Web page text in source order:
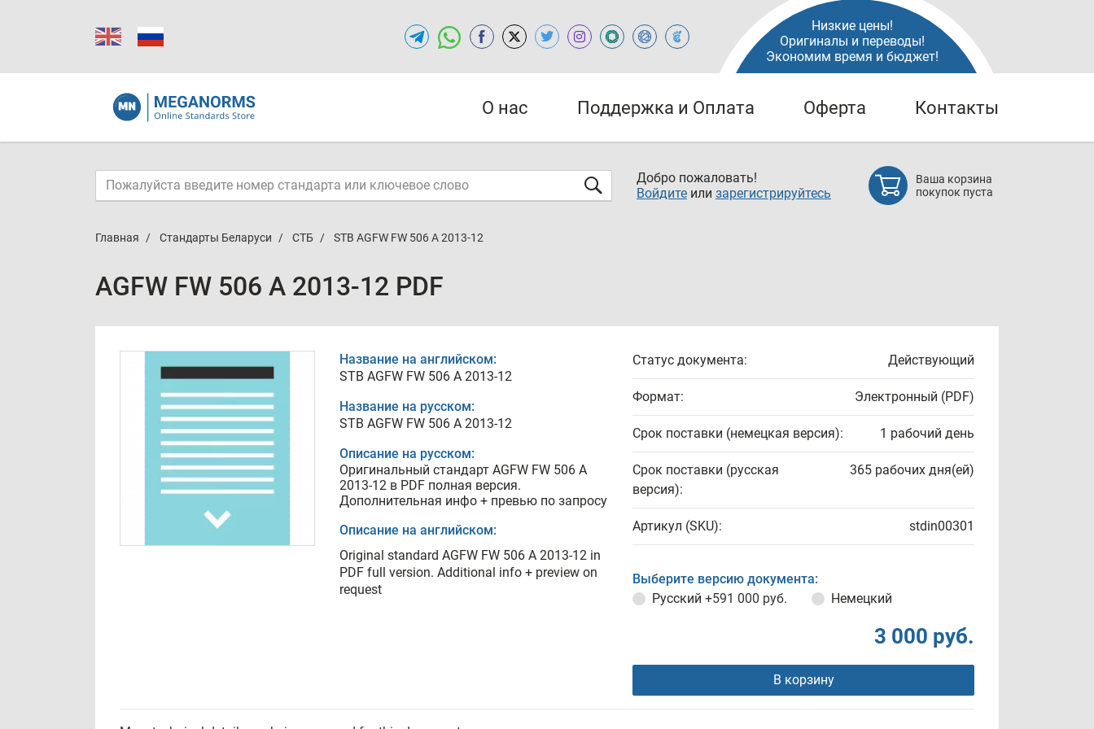
Низкие цены!
Оригиналы и переводы!
Экономим время и бюджет!
О нас Поддержка и Оплата Оферта Контакты
Добро пожаловать!
Войдите или зарегистрируйтесь
Ваша корзина
покупок пуста
Главная Стандарты Беларуси СТБ STB AGFW FW 506 A 2013-12
AGFW FW 506 A 2013-12 PDF
Название на английском:
STB AGFW FW 506 A 2013-12
Название на русском:
STB AGFW FW 506 A 2013-12
Описание на русском:
Оригинальный стандарт AGFW FW 506 A
2013-12 в PDF полная версия.
Дополнительная инфо + превью по запросу
Описание на английском:
Original standard AGFW FW 506 A 2013-12 in
PDF full version. Additional info + preview on
request
Статус документа: Действующий
Формат: Электронный (PDF)
Срок поставки (немецкая версия): 1 рабочий день
Срок поставки (русская
версия):
365 рабочих дня(ей)
Артикул (SKU): stdin00301
Выберите версию документа:
Русский +591 000 руб. Немецкий
3 000 руб.
В корзину